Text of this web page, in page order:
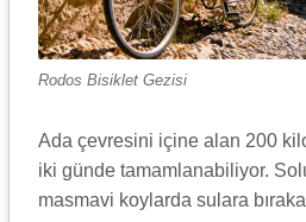
Rodos Bisiklet Gezisi
Ada çevresini içine alan 200
iki günde tamamlanabiliyor.
masmavi koylarda sulara